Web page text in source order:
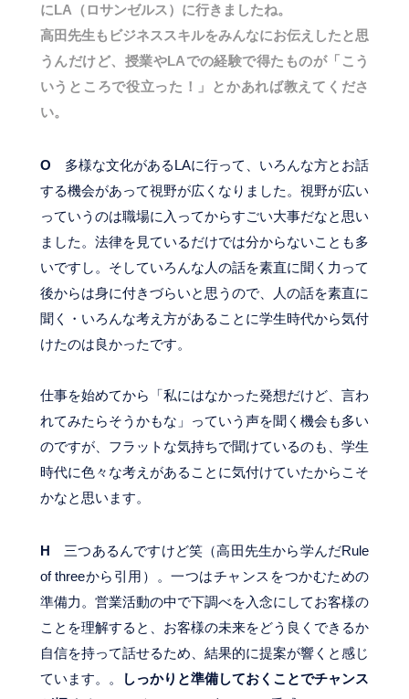
にLA（ロサンゼルス）に行きましたね。
高田先生もビジネススキルをみんなにお伝えしたと思
うんだけど、授業やLAでの経験で得たものが「こう
いうところで役立った！」とかあれば教えてくださ
い。
O 多様な文化があるLAに行って、いろんな方とお話
する機会があって視野が広くなりました。視野が広い
っていうのは職場に入ってからすごい大事だなと思い
ました。法律を見ているだけでは分からないことも多
いですし。そしていろんな人の話を素直に聞く力って
後からは身に付きづらいと思うので、人の話を素直に
聞く・いろんな考え方があることに学生時代から気付
けたのは良かったです。
仕事を始めてから「私にはなかった発想だけど、言わ
れてみたらそうかもな」っていう声を聞く機会も多い
のですが、フラットな気持ちで聞けているのも、学生
時代に色々な考えがあることに気付けていたからこそ
かなと思います。
H 三つあるんですけど笑（高田先生から学んだRule
of threeから引用）。一つはチャンスをつかむための
準備力。営業活動の中で下調べを入念にしてお客様の
ことを理解すると、お客様の未来をどう良くできるか
自信を持って話せるため、結果的に提案が響くと感じ
ています。。
しっかりと準備しておくことでチャンス